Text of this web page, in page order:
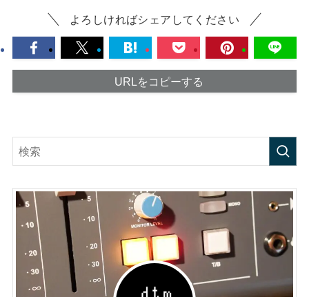
よろしければシェアしてください
URLをコピーする